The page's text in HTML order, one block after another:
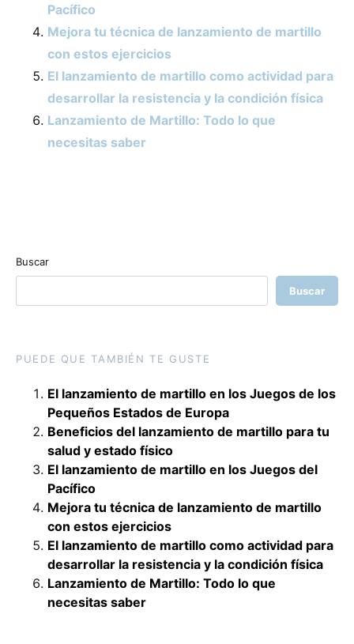
Pacífico
Mejora tu técnica de lanzamiento de martillo
con estos ejercicios
El lanzamiento de martillo como actividad para
desarrollar la resistencia y la condición física
Lanzamiento de Martillo: Todo lo que
necesitas saber
Buscar
Buscar
PUEDE QUE TAMBIÉN TE GUSTE
El lanzamiento de martillo en los Juegos de los
Pequeños Estados de Europa
Beneficios del lanzamiento de martillo para tu
salud y estado físico
El lanzamiento de martillo en los Juegos del
Pacífico
Mejora tu técnica de lanzamiento de martillo
con estos ejercicios
El lanzamiento de martillo como actividad para
desarrollar la resistencia y la condición física
Lanzamiento de Martillo: Todo lo que
necesitas saber